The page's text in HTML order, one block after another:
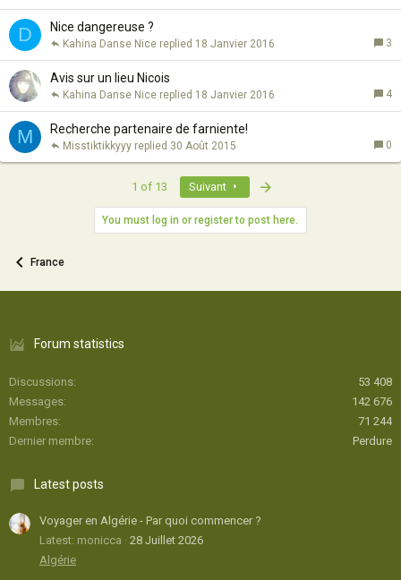
D Nice dangereuse ?
3
18 Janvier 2016
Kahina Danse Nice
Avis sur un lieu Nicois
4
18 Janvier 2016
Kahina Danse Nice
M Recherche partenaire de farniente!
0
30 Août 2015
Misstiktikkyyy
1 of 13 Suivant
You must log in or register to post here.
France
Forum statistics
Discussions
53 408
Messages
142 676
Membres
71 244
Dernier membre
Perdure
Latest posts
Voyager en Algérie - Par quoi commencer ?
Latest: monicca
28 Juillet 2026
Algérie